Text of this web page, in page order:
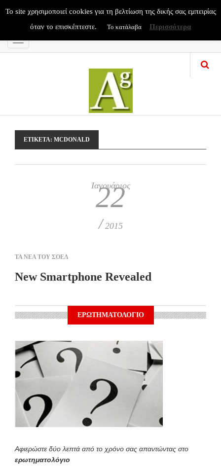
Menu
ΕΤΙΚΈΤΑ: MCDONALD
Ιανουάριος
22
/ 2015
ΤΑ ΝΕΑ ΤΟΥ ΣΟΕΛ
New Smartphone Revealed
ΕΡΩΤΗΜΑΤΟΛΟΓΙΟ
Αφιερώστε δύο λεπτά από το χρόνο σας απαντώντας στο
ερωτηματολόγιο
To site χρησιμοποιεί cookies για τη βελτίωση της δικής σας εμπειρίας
όταν το επισκέπτεστε.
Το κατάλαβα Περισσότερα